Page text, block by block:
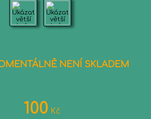
NENÍ SKLADEM
100 Kč